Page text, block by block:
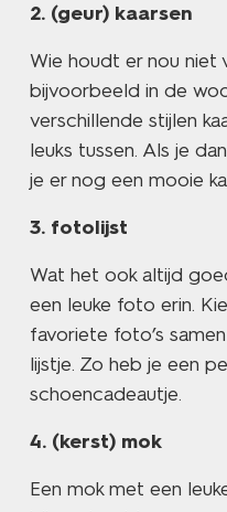
(geur) kaarsen
Wie houdt er nou niet
bijvoorbeeld in de
verschillende stijlen
leuks tussen. Als je
je er nog een mooie
fotolijst
Wat het ook altijd
een leuke foto erin.
favoriete foto’s
lijstje. Zo heb je een
schoencadeautje.
(kerst) mok
Een mok met een